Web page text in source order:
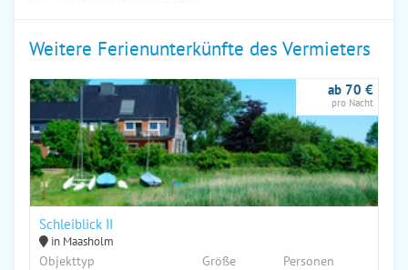
Weitere Ferienunterkünfte des Vermieters
Schleiblick II
in Maasholm
Objekttyp Größe Personen
ab 70 €
pro Nacht